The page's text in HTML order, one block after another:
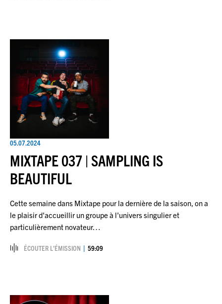
05.07.2024
MIXTAPE 037 | SAMPLING IS
BEAUTIFUL
Cette semaine dans Mixtape pour la dernière de la saison, on a
le plaisir d'accueillir un groupe à l'univers singulier et
particulièrement novateur…
ÉCOUTER L’ÉMISSION 59:09